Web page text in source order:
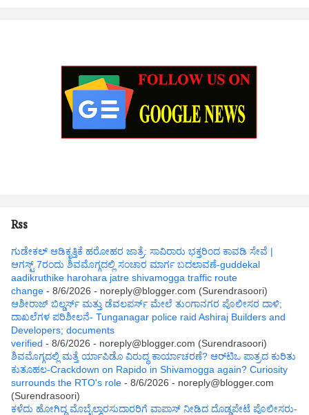
Rss
ಗುಡೇಕಲ್ ಆಡಿಕೃತ್ತಿಕೆ ಹರೋಹರ ಜಾತ್ರೆ: ಸಾವಿರಾರು ಭಕ್ತರಿಂದ ಕಾವಡಿ ಸೇವೆ |
ಆಗಸ್ಟ್ 7ರಂದು ಶಿವಮೊಗ್ಗದಲ್ಲಿ ಸಂಚಾರ ಮಾರ್ಗ ಬದಲಾವಣೆ-guddekal
aadikruthike harohara jatre shivamogga traffic route
change - 8/6/2026 - noreply@blogger.com (Surendrasoori)
ಆಶೀರಾಜ್ ಬಿಲ್ಡರ್ಸ್ ಮತ್ತು ಡೆವಲಪರ್ಸ್ ಮೇಲೆ ತುಂಗಾನಗರ ಪೊಲೀಸರ ದಾಳಿ;
ದಾಖಲೆಗಳ ಪರಿಶೀಲನೆ- Tunganagar police raid Ashiraj Builders and
Developers; documents
verified - 8/6/2026 - noreply@blogger.com (Surendrasoori)
ಶಿವಮೊಗ್ಗದಲ್ಲಿ ಮತ್ತೆ ರ್ಯಾಪಿಡೊ ವಿರುದ್ಧ ಕಾರ್ಯಾಚರಣೆ? ಆರ್‌ಟಿಒ ಪಾತ್ರದ ಕುರಿತು
ಕುತೂಹಲ-Crackdown on Rapido in Shivamogga again? Curiosity
surrounds the RTO's role - 8/6/2026 - noreply@blogger.com
(Surendrasoori)
ಕಳೆದು ಹೋಗಿದ್ದ ಮೊಬೈಲ್ವಾರಸುದಾರರಿಗೆ ವಾಪಾಸ್ ನೀಡಿದ ದೊಡ್ಡಪೇಟೆ ಪೊಲೀಸರು-